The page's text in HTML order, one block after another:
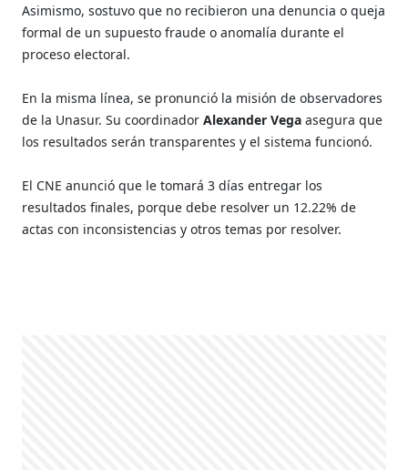
Asimismo, sostuvo que no recibieron una denuncia o queja
formal de un supuesto fraude o anomalía durante el
proceso electoral.
En la misma línea, se pronunció la misión de observadores
de la Unasur. Su coordinadorAlexander Vega asegura que
los resultados serán transparentes y el sistema funcionó.
El CNE anunció que le tomará 3 días entregar los
resultados finales, porque debe resolver un 12.22% de
actas con inconsistencias y otros temas por resolver.